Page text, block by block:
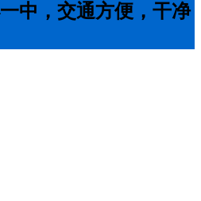
中，交通方便，干净